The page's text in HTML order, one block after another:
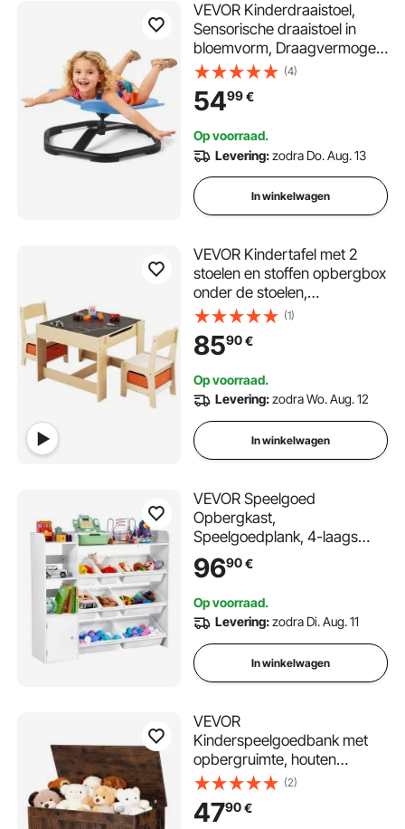
VEVOR Kinderdraaistoel,
Sensorische draaistoel in
bloemvorm, Draagvermogen
100 kg, Sensorisch
speelgoed met antislip
metalen voet, Bevordert
concentratie, Blauw
(4)
5499€
Op voorraad.
Levering:zodra Do. Aug. 13
In winkelwagen
VEVOR Kindertafel met 2
stoelen en stoffen opbergbox
onder de stoelen,
knutseltafelset voor lezen,
leren, tekenen, schrijven,
kinderzitgroep voor
speeltafel, bureau
(1)
8590€
Op voorraad.
Levering:zodra Wo. Aug. 12
In winkelwagen
VEVOR Speelgoed
Opbergkast,
Speelgoedplank, 4-laags
Multifunctionele Opbergkast
met 8 Flexibele Plastic
Bakken, Kast voor
Slaapkamer, Klaslokaal,
Kinderkamer, Wit
9690€
Op voorraad.
Levering:zodra Di. Aug. 11
In winkelwagen
VEVOR
Kinderspeelgoedbank met
opbergruimte, houten
speelgoedkist, opbergbank
met veiligheidsscharnier,
opbergkist voor speelkamer,
(2)
4790€